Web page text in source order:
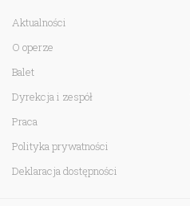
Aktualności
O operze
Balet
Dyrekcja i zespół
Praca
Polityka prywatności
Deklaracja dostępności